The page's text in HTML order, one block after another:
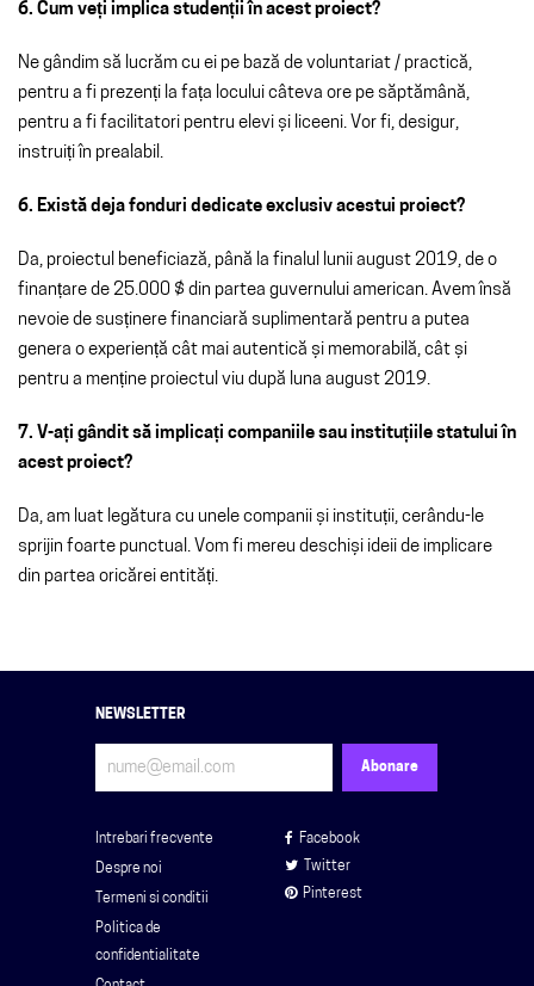
6. Cum veți implica studenții în acest proiect?
Ne gândim să lucrăm cu ei pe bază de voluntariat / practică,
pentru a fi prezenți la fața locului câteva ore pe săptămână,
pentru a fi facilitatori pentru elevi și liceeni. Vor fi, desigur,
instruiți în prealabil.
6. Există deja fonduri dedicate exclusiv acestui proiect?
Da, proiectul beneficiază, până la finalul lunii august 2019, de o
finanțare de 25.000 $ din partea guvernului american. Avem însă
nevoie de susținere financiară suplimentară pentru a putea
genera o experiență cât mai autentică și memorabilă, cât și
pentru a menține proiectul viu după luna august 2019.
7. V-ați gândit să implicați companiile sau instituțiile statului în
acest proiect?
Da, am luat legătura cu unele companii și instituții, cerându-le
sprijin foarte punctual. Vom fi mereu deschiși ideii de implicare
din partea oricărei entități.
NEWSLETTER
Intrebari frecvente
Despre noi
Termeni si conditii
Politica de
confidentialitate
Facebook
Twitter
Pinterest